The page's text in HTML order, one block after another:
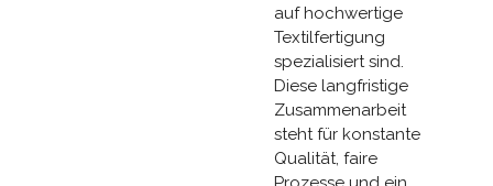
auf hochwertige
Textilfertigung
spezialisiert sind.
Diese langfristige
Zusammenarbeit
steht für konstante
Qualität, faire